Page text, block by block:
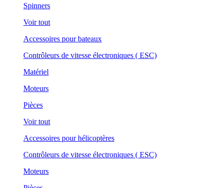
Spinners
Voir tout
Accessoires pour bateaux
Contrôleurs de vitesse électroniques ( ESC)
Matériel
Moteurs
Pièces
Voir tout
Accessoires pour hélicoptères
Contrôleurs de vitesse électroniques ( ESC)
Moteurs